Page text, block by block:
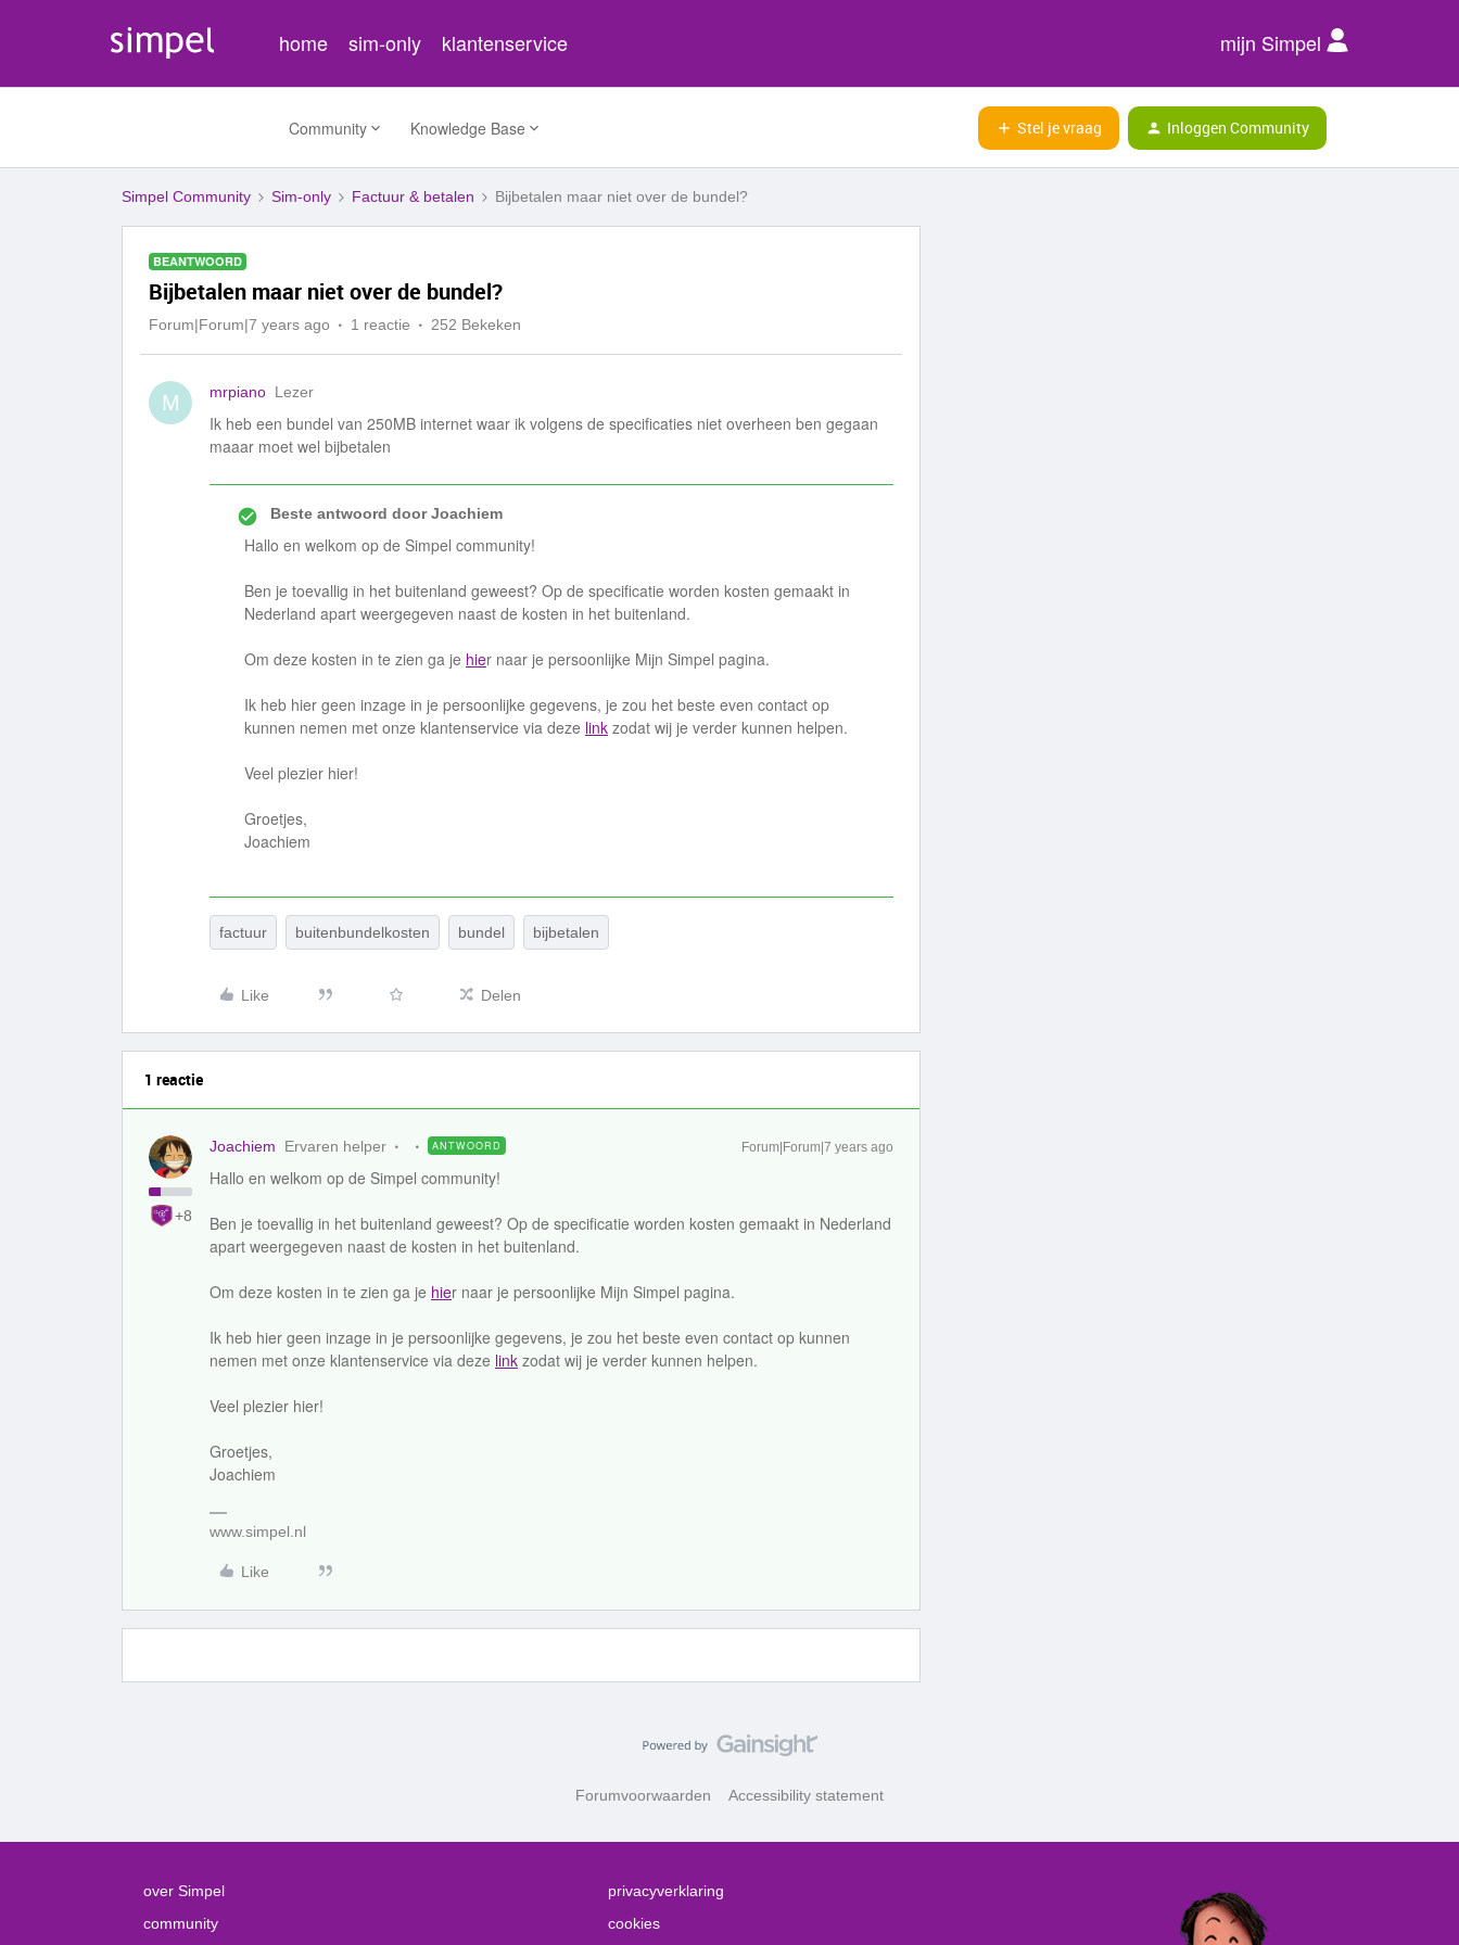
home sim-only klantenservice mijn Simpel
Community Knowledge Base Stel je vraag Inloggen Community
Simpel Community Sim-only Factuur & betalen Bijbetalen maar niet over de bundel?
BEANTWOORD
Bijbetalen maar niet over de bundel?
Forum|Forum|7 years ago 1 reactie 252 Bekeken
M mrpiano Lezer
Ik heb een bundel van 250MB internet waar ik volgens de specificaties niet overheen ben gegaan
maaar moet wel bijbetalen
Beste antwoord doorJoachiem
Hallo en welkom op de Simpel community!
Ben je toevallig in het buitenland geweest? Op de specificatie worden kosten gemaakt in
Nederland apart weergegeven naast de kosten in het buitenland.
Om deze kosten in te zien ga je hier naar je persoonlijke Mijn Simpel pagina.
Ik heb hier geen inzage in je persoonlijke gegevens, je zou het beste even contact op
kunnen nemen met onze klantenservice via deze link zodat wij je verder kunnen helpen.
Veel plezier hier!
Groetjes,
Joachiem
factuur buitenbundelkosten bundel bijbetalen
Like Delen
1 reactie
+8
Joachiem Ervaren helper ANTWOORD Forum|Forum|7 years ago
Hallo en welkom op de Simpel community!
Ben je toevallig in het buitenland geweest? Op de specificatie worden kosten gemaakt in Nederland
apart weergegeven naast de kosten in het buitenland.
Om deze kosten in te zien ga je hier naar je persoonlijke Mijn Simpel pagina.
Ik heb hier geen inzage in je persoonlijke gegevens, je zou het beste even contact op kunnen
nemen met onze klantenservice via deze link zodat wij je verder kunnen helpen.
Veel plezier hier!
Groetjes,
Joachiem
www.simpel.nl
Like
Forumvoorwaarden Accessibility statement
over Simpel
community
privacyverklaring
cookies